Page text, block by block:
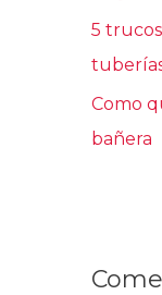
5
Como
bañera